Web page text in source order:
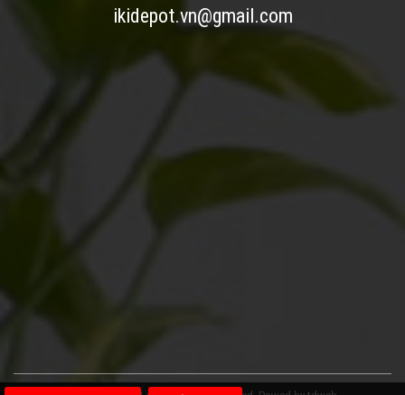
ikidepot.vn@gmail.com